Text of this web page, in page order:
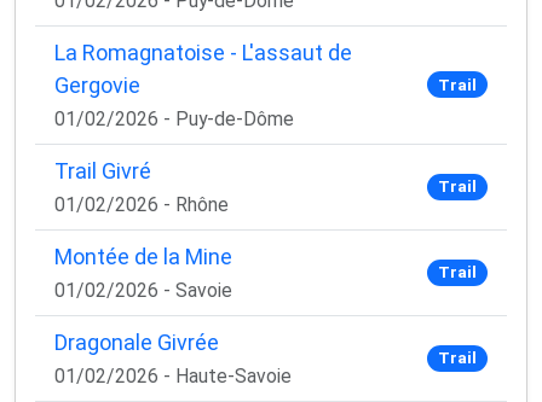
La Romagnatoise - L'assaut de
Gergovie
01/02/2026 - Puy-de-Dôme
Trail
Trail Givré
01/02/2026 - Rhône
Trail
Montée de la Mine
01/02/2026 - Savoie
Trail
Dragonale Givrée
01/02/2026 - Haute-Savoie
Trail